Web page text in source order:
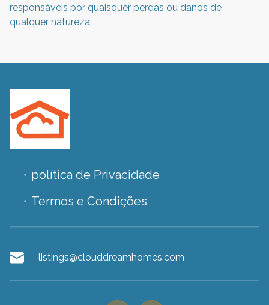
responsáveis por quaisquer perdas ou danos de
qualquer natureza.
política de Privacidade
Termos e Condições
listings@clouddreamhomes.com